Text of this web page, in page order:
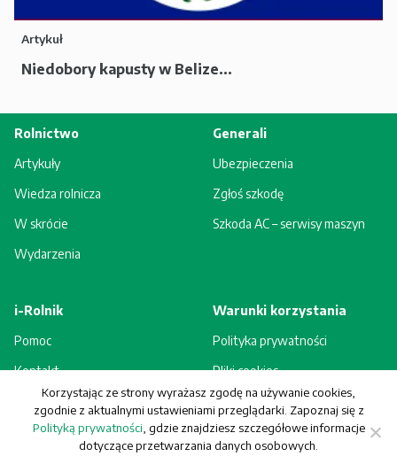
Artykuł
Niedobory kapusty w Belize...
Rolnictwo
Artykuły
Wiedza rolnicza
W skrócie
Wydarzenia
Generali
Ubezpieczenia
Zgłoś szkodę
Szkoda AC – serwisy maszyn
i-Rolnik
Pomoc
Kontakt
Rejestracja - korzyści
Warunki korzystania
Polityka prywatności
Pliki cookies
Regulamin
Korzystając ze strony wyrażasz zgodę na używanie cookies,
zgodnie z aktualnymi ustawieniami przeglądarki. Zapoznaj się z
Polityką prywatności , gdzie znajdziesz szczegółowe informacje
dotyczące przetwarzania danych osobowych.